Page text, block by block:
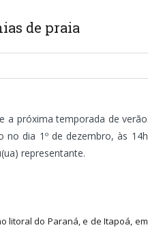
de praia
próxima temporada de
dia 1º de dezembro, às
representante.
litoral do Paraná, e de Itapoá,